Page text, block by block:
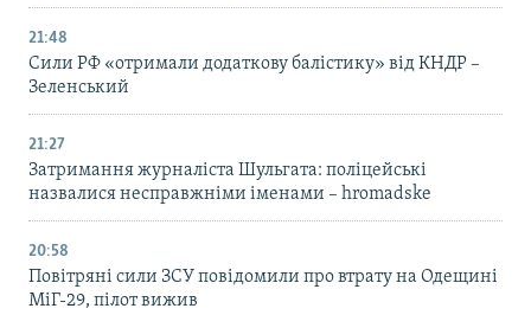
21:48
Сили РФ «отримали додаткову балістику» від КНДР –
Зеленський
21:27
Затримання журналіста Шульгата: поліцейські
назвалися несправжніми іменами – hromadske
20:58
Повітряні сили ЗСУ повідомили про втрату на Одещині
МіГ-29, пілот вижив